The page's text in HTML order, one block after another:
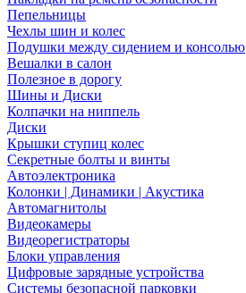
Пепельницы
Чехлы шин и колес
Подушки между сидением и консолью
Вешалки в салон
Полезное в дорогу
Шины и Диски
Колпачки на ниппель
Диски
Крышки ступиц колес
Секретные болты и винты
Автоэлектроника
Колонки | Динамики | Акустика
Автомагнитолы
Видеокамеры
Видеорегистраторы
Блоки управления
Цифровые зарядные устройства
Системы безопасной парковки